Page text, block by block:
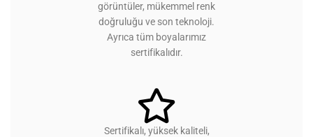
görüntüler, mükemmel renk
doğruluğu ve son teknoloji.
Ayrıca tüm boyalarımız
sertifikalıdır.
Sertifikalı, yüksek kaliteli,